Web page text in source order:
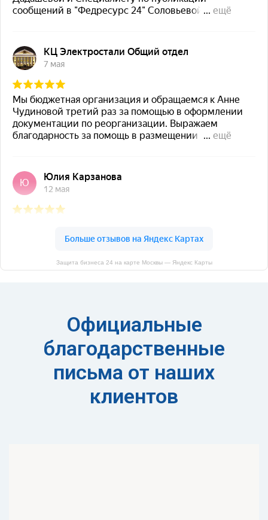
Защита бизнеса 24 на карте Москвы — Яндекс Карты
Официальные
благодарственные
письма от наших
клиентов